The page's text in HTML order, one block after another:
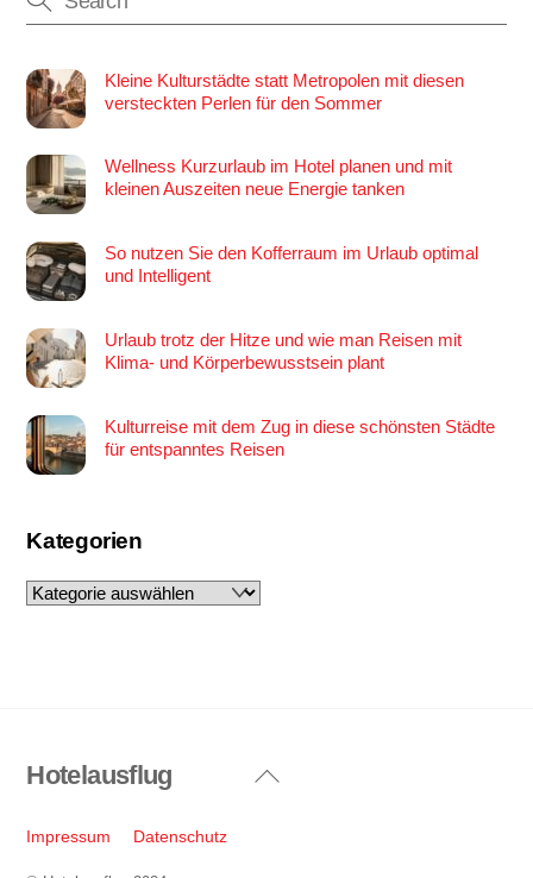
Kleine Kulturstädte statt Metropolen mit diesen
versteckten Perlen für den Sommer
Wellness Kurzurlaub im Hotel planen und mit
kleinen Auszeiten neue Energie tanken
So nutzen Sie den Kofferraum im Urlaub optimal
und Intelligent
Urlaub trotz der Hitze und wie man Reisen mit
Klima- und Körperbewusstsein plant
Kulturreise mit dem Zug in diese schönsten Städte
für entspanntes Reisen
Kategorien
Kategorien
Back
Hotelausflug
Impressum Datenschutz